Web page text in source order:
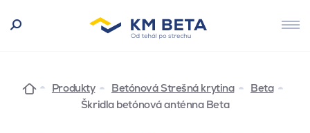
Produkty Betónová Strešná krytina
Beta
Škridla betónová anténna Beta